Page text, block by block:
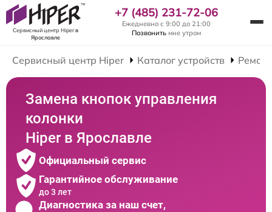
Сервисный центр Hiperв
Ярославле
+7 (485) 231-72-06
Ежедневно с 9:00 до 21:00
Позвонить мне утром
Сервисный центр Hiper Каталог устройств
Замена кнопок управления
колонки
Hiper в Ярославле
Официальный сервис
Гарантийное обслуживание
до 3 лет
Диагностика за наш счет,